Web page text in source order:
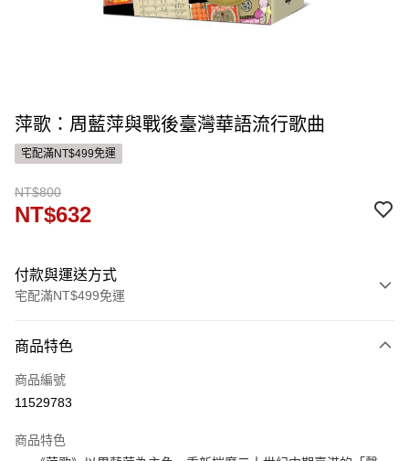
萍歌：周藍萍與戰後臺灣華語流行歌曲
宅配滿NT$499免運
NT$800
NT$632
付款與運送方式
宅配滿NT$499免運
信用卡一次付款
運送方式
宅配
每筆NT$100，滿NT$499(含以上)免運費
商品特色
商品編號
11529783
商品特色